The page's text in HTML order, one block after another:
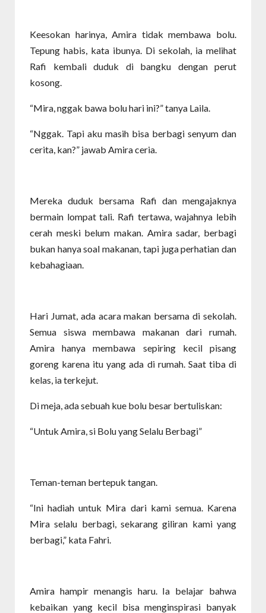
Keesokan harinya, Amira tidak membawa bolu.
Tepung habis, kata ibunya. Di sekolah, ia melihat
Rafi kembali duduk di bangku dengan perut
kosong.
“Mira, nggak bawa bolu hari ini?” tanya Laila.
“Nggak. Tapi aku masih bisa berbagi senyum dan
cerita, kan?” jawab Amira ceria.
Mereka duduk bersama Rafi dan mengajaknya
bermain lompat tali. Rafi tertawa, wajahnya lebih
cerah meski belum makan. Amira sadar, berbagi
bukan hanya soal makanan, tapi juga perhatian dan
kebahagiaan.
Hari Jumat, ada acara makan bersama di sekolah.
Semua siswa membawa makanan dari rumah.
Amira hanya membawa sepiring kecil pisang
goreng karena itu yang ada di rumah. Saat tiba di
kelas, ia terkejut.
Di meja, ada sebuah kue bolu besar bertuliskan:
“Untuk Amira, si Bolu yang Selalu Berbagi”
Teman-teman bertepuk tangan.
“Ini hadiah untuk Mira dari kami semua. Karena
Mira selalu berbagi, sekarang giliran kami yang
berbagi,” kata Fahri.
Amira hampir menangis haru. Ia belajar bahwa
kebaikan yang kecil bisa menginspirasi banyak